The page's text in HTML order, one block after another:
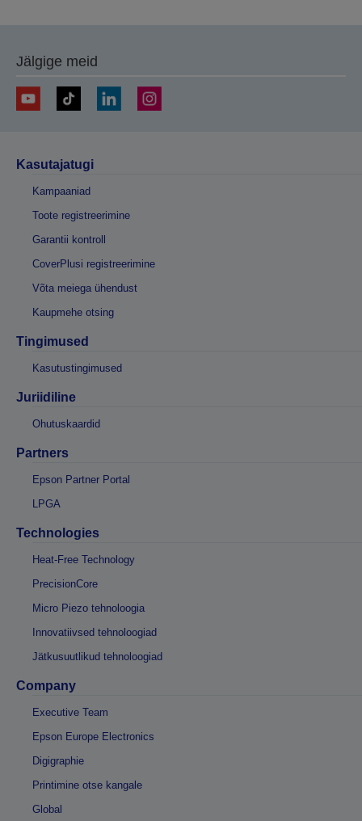
Jälgige meid
Kasutajatugi
Kampaaniad
Toote registreerimine
Garantii kontroll
CoverPlusi registreerimine
Võta meiega ühendust
Kaupmehe otsing
Tingimused
Kasutustingimused
Juriidiline
Ohutuskaardid
Partners
Epson Partner Portal
LPGA
Technologies
Heat-Free Technology
PrecisionCore
Micro Piezo tehnoloogia
Innovatiivsed tehnoloogiad
Jätkusuutlikud tehnoloogiad
Company
Executive Team
Epson Europe Electronics
Digigraphie
Printimine otse kangale
Global